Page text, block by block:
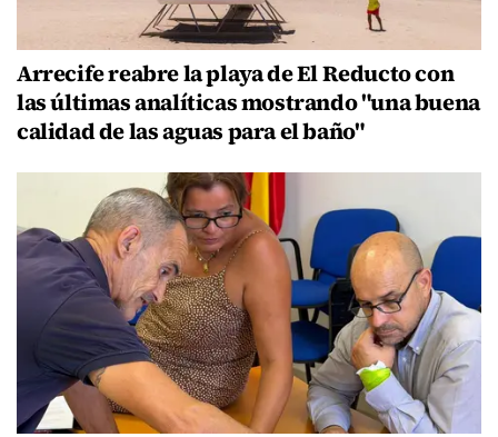
Arrecife reabre la playa de El Reducto con
las últimas analíticas mostrando "una buena
calidad de las aguas para el baño"